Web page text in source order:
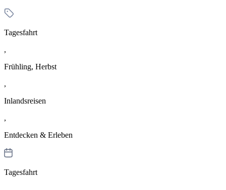
Tagesfahrt
,
Frühling, Herbst
,
Inlandsreisen
,
Entdecken & Erleben
Tagesfahrt